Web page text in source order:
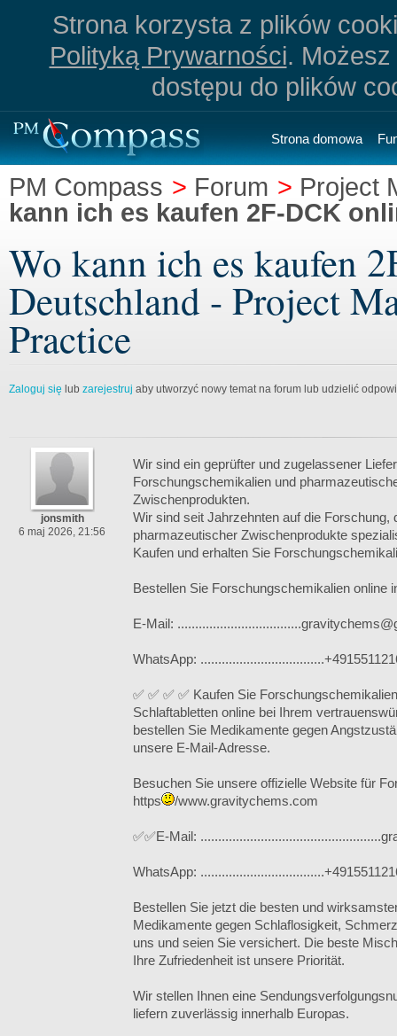
Strona korzysta z plików
Polityką Prywarności.
dostępu do plików
Strona domowa
PM Compass > Forum > Project
kann ich es kaufen 2F-DCK
Wo kann ich es kaufen
Deutschland - Project
Practice
Zaloguj się lub zarejestruj aby utworzyć nowy temat na forum lub udzielić
jonsmith
6 maj 2026, 21:56
Wir sind ein geprüfter und zugelassener
Forschungschemikalien und
Zwischenprodukten.
Wir sind seit Jahrzehnten auf die Forschung,
pharmazeutischer Zwischenprodukte
Kaufen und erhalten Sie
Bestellen Sie Forschungschemikalien online
E-Mail:
WhatsApp:
✅ ✅ ✅ ✅ Kaufen Sie
Schlaftabletten online bei Ihrem
bestellen Sie Medikamente gegen
unsere E-Mail-Adresse.
Besuchen Sie unsere offizielle Website für
https
/www.gravitychems.com
✅✅E-Mail:
WhatsApp:
Bestellen Sie jetzt die besten und
Medikamente gegen Schlaflosigkeit,
uns und seien Sie versichert. Die beste
Ihre Zufriedenheit ist unsere Priorität.
Wir stellen Ihnen eine
liefern zuverlässig innerhalb Europas.